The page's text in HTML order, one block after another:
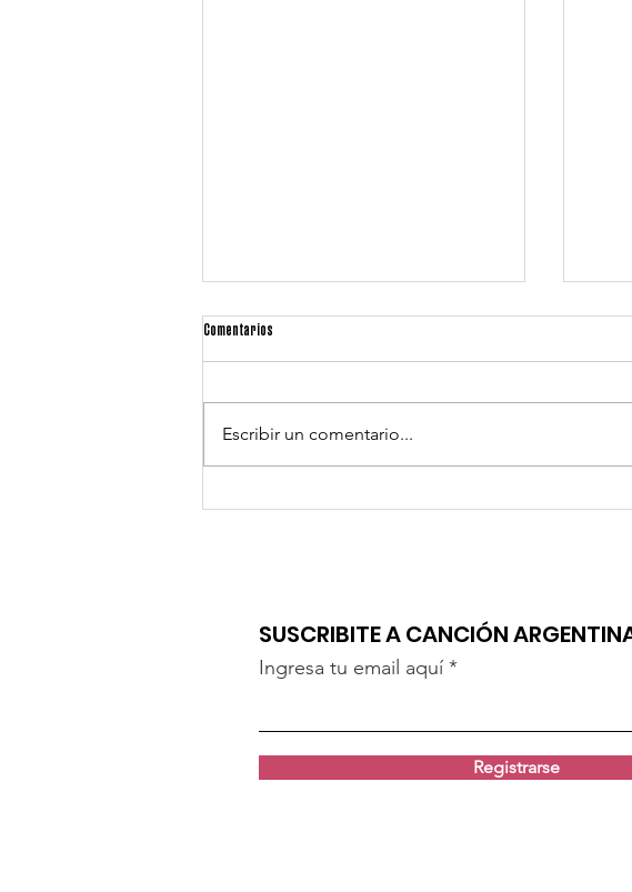
"TEMPESTAD" DE LUZABRIL
EL
Comentarios
Escribir un comentario...
SUSCRIBITE A CANCIÓN
Ingresa tu email aquí
Registrarse